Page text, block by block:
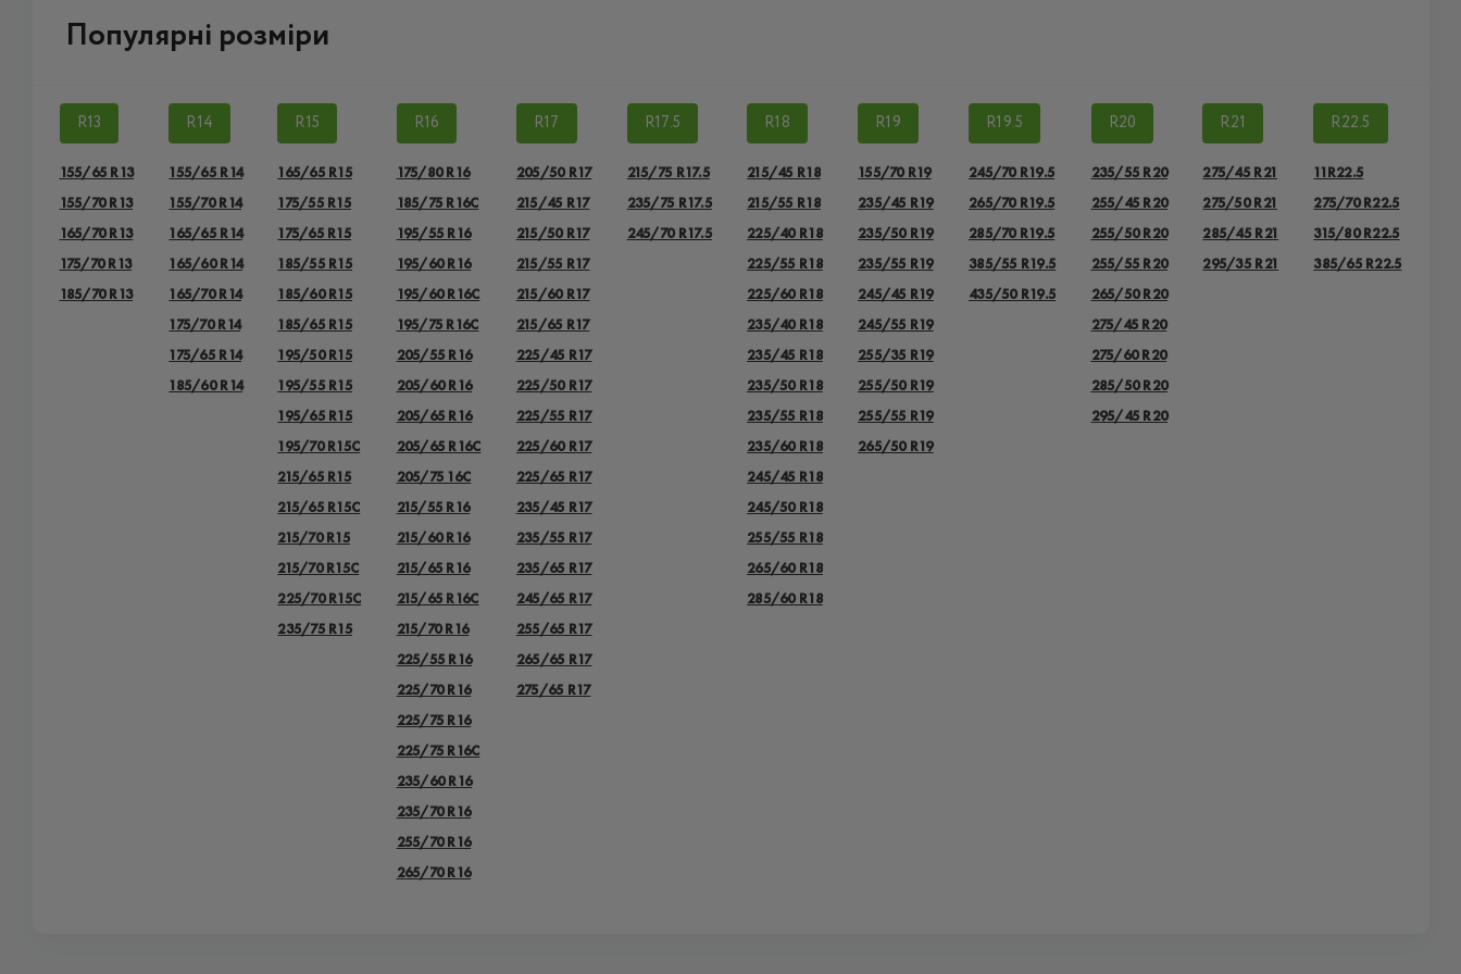
Популярні розміри
R13
155/65 R13
155/70 R13
165/70 R13
175/70 R13
185/70 R13
R14
155/65 R14
155/70 R14
165/65 R14
165/60 R14
165/70 R14
175/70 R14
175/65 R14
185/60 R14
R15
165/65 R15
175/55 R15
175/65 R15
185/55 R15
185/60 R15
185/65 R15
195/50 R15
195/55 R15
195/65 R15
195/70 R15C
215/65 R15
215/65 R15C
215/70 R15
215/70 R15C
225/70 R15C
235/75 R15
R16
175/80 R16
185/75 R16C
195/55 R16
195/60 R16
195/60 R16C
195/75 R16C
205/55 R16
205/60 R16
205/65 R16
205/65 R16C
205/75 16C
215/55 R16
215/60 R16
215/65 R16
215/65 R16C
215/70 R16
225/55 R16
225/70 R16
225/75 R16
225/75 R16С
235/60 R16
235/70 R16
255/70 R16
265/70 R16
R17
205/50 R17
215/45 R17
215/50 R17
215/55 R17
215/60 R17
215/65 R17
225/45 R17
225/50 R17
225/55 R17
225/60 R17
225/65 R17
235/45 R17
235/55 R17
235/65 R17
245/65 R17
255/65 R17
265/65 R17
275/65 R17
R17.5
215/75 R17.5
235/75 R17.5
245/70 R17.5
R18
215/45 R18
215/55 R18
225/40 R18
225/55 R18
225/60 R18
235/40 R18
235/45 R18
235/50 R18
235/55 R18
235/60 R18
245/45 R18
245/50 R18
255/55 R18
265/60 R18
285/60 R18
R19
155/70 R19
235/45 R19
235/50 R19
235/55 R19
245/45 R19
245/55 R19
255/35 R19
255/50 R19
255/55 R19
265/50 R19
R19.5
245/70 R19.5
265/70 R19.5
285/70 R19.5
385/55 R19.5
435/50 R19.5
R20
235/55 R20
255/45 R20
255/50 R20
255/55 R20
265/50 R20
275/45 R20
275/60 R20
285/50 R20
295/45 R20
R21
275/45 R21
275/50 R21
285/45 R21
295/35 R21
R22.5
11R22.5
275/70 R22.5
315/80 R22.5
385/65 R22.5